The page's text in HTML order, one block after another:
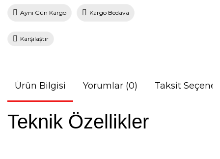
Aynı Gün Kargo Kargo Bedava
Karşılaştır
Ürün Bilgisi Yorumlar (0) Taksit
Teknik Özellikler